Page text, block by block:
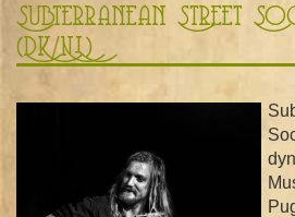
Subterranean Street
(DK/NL)